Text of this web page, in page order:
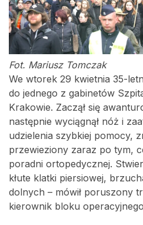
Fot. Mariusz Tomczak
We wtorek 29 kwietnia 35-
do jednego z gabinetów
Krakowie. Zaczął się
następnie wyciągnął nóż i
udzielenia szybkiej pomocy,
przewieziony zaraz po tym,
poradni ortopedycznej.
kłute klatki piersiowej,
dolnych – mówił poruszony
kierownik bloku